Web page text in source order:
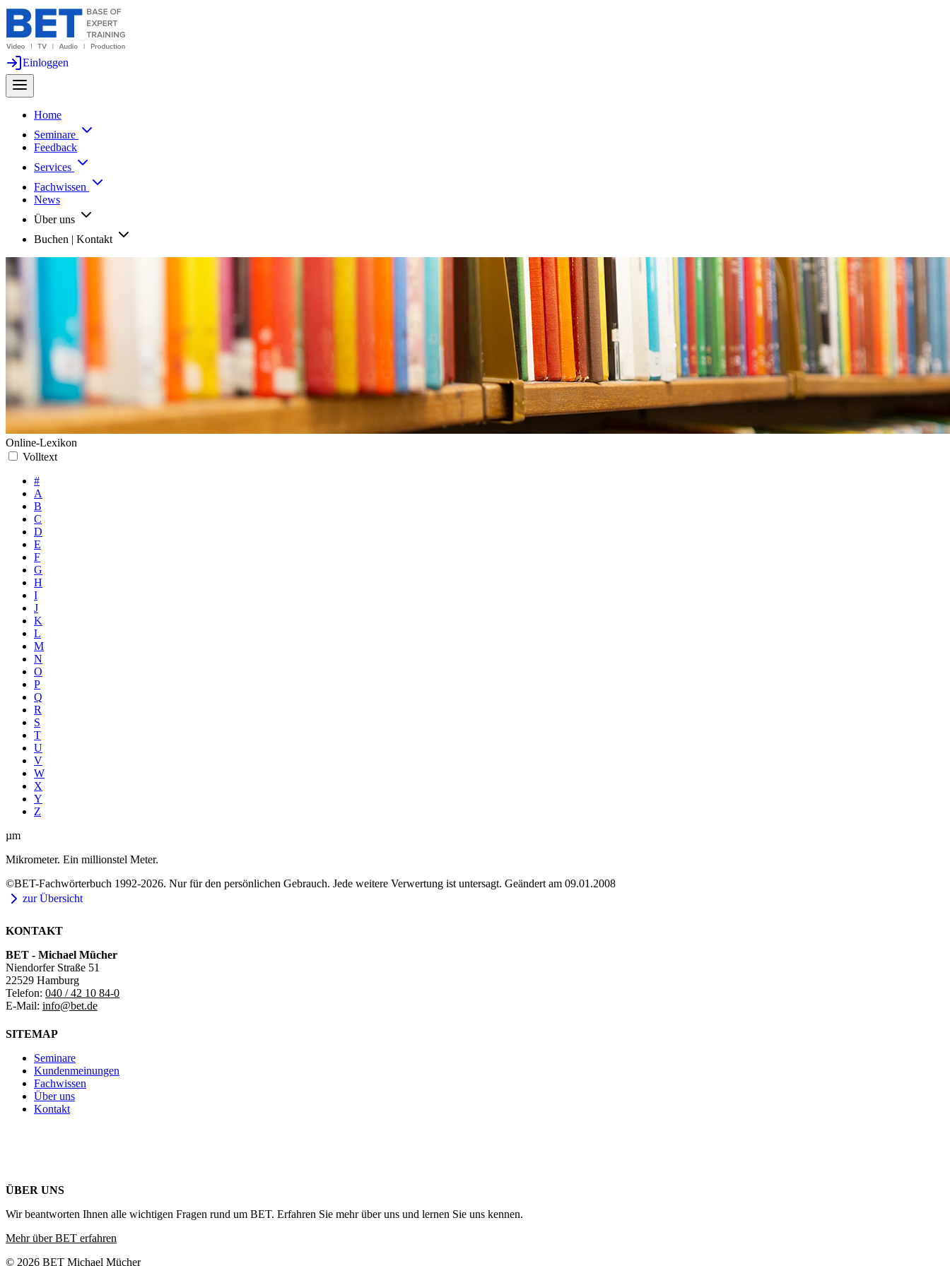
Einloggen
Home
Seminare
Feedback
Services
Fachwissen
News
Über uns
Buchen | Kontakt
Online-Lexikon
Volltext
#
A
B
C
D
E
F
G
H
I
J
K
L
M
N
O
P
Q
R
S
T
U
V
W
X
Y
Z
µm
Mikrometer. Ein millionstel Meter.
©BET-Fachwörterbuch 1992-2026. Nur für den persönlichen Gebrauch. Jede weitere Verwertung ist untersagt. Geändert am 09.01.2008
zur Übersicht
KONTAKT
BET - Michael Mücher
Niendorfer Straße 51
22529 Hamburg
Telefon: 040 / 42 10 84-0
E-Mail: info@bet.de
SITEMAP
Seminare
Kundenmeinungen
Fachwissen
Über uns
Kontakt
ÜBER UNS
Wir beantworten Ihnen alle wichtigen Fragen rund um BET. Erfahren Sie mehr über uns und lernen Sie uns kennen.
Mehr über BET erfahren
© 2026 BET Michael Mücher